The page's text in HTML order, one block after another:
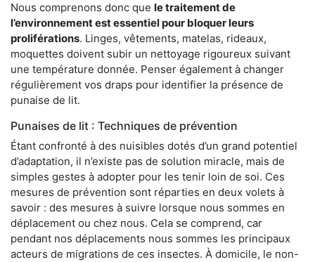
Nous comprenons donc que le traitement de
l’environnement est essentiel pour bloquer leurs
proliférations. Linges, vêtements, matelas, rideaux,
moquettes doivent subir un nettoyage rigoureux suivant
une température donnée. Penser également à changer
régulièrement vos draps pour identifier la présence de
punaise de lit.
Punaises de lit : Techniques de prévention
Étant confronté à des nuisibles dotés d’un grand potentiel
d’adaptation, il n’existe pas de solution miracle, mais de
simples gestes à adopter pour les tenir loin de soi. Ces
mesures de prévention sont réparties en deux volets à
savoir : des mesures à suivre lorsque nous sommes en
déplacement ou chez nous. Cela se comprend, car
pendant nos déplacements nous sommes les principaux
acteurs de migrations de ces insectes. À domicile, le non-